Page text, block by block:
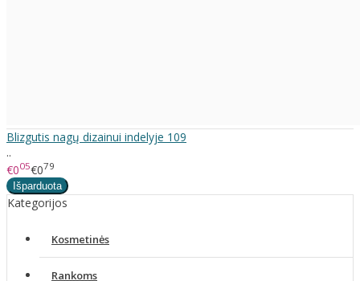
Blizgutis nagų dizainui indelyje 109
..
€005€079
Kategorijos
Kosmetinės
Rankoms